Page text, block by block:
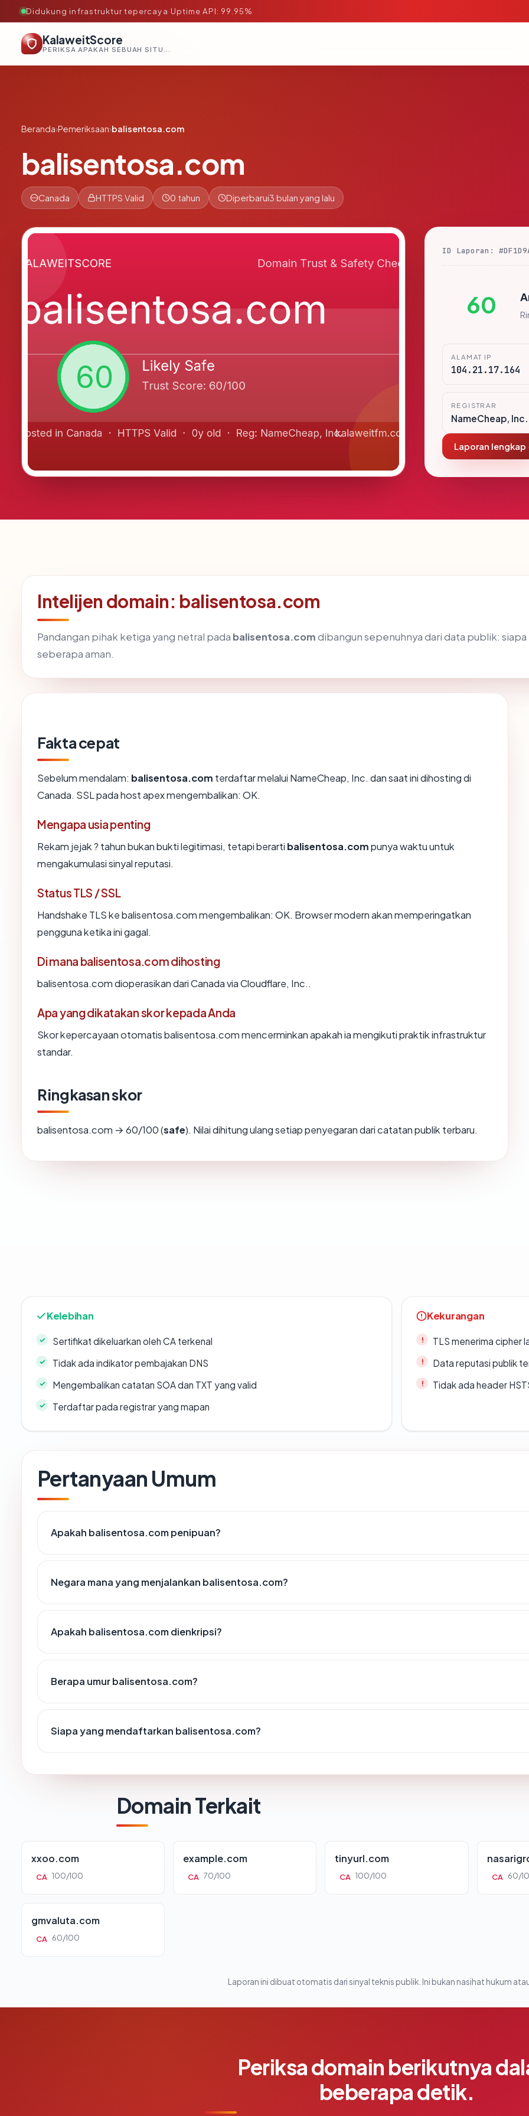
Didukung infrastruktur tepercaya·Uptime API: 99.95%
KalaweitScore
PERIKSA APAKAH SEBUAH SITUS AMAN, TEPERCAYA, DAN TERVERIFIKASI DALAM HITUNGAN DETIK.
Beranda›Pemeriksaan›balisentosa.com
balisentosa.com
Canada HTTPS Valid 0 tahun Diperbarui3 bulan yang lalu
ID Laporan:
60
ALAMAT IP
104.21.17.164
REGISTRAR
NameCheap, Inc.
Laporan lengkap
Intelijen domain: balisentosa.com
Pandangan pihak ketiga yang netral pada balisentosa.comdibangun sepenuhnya dari data publik:
seberapa aman.
Fakta cepat
Sebelum mendalam: balisentosa.com terdaftar melalui NameCheap, Inc. dan saat ini dihosting di
Canada. SSL pada host apex mengembalikan: OK.
Mengapa usia penting
Rekam jejak ? tahun bukan bukti legitimasi, tetapi berarti balisentosa.compunya waktu untuk
mengakumulasi sinyal reputasi.
Status TLS / SSL
Handshake TLS ke balisentosa.com mengembalikan: OK. Browser modern akan memperingatkan
pengguna ketika ini gagal.
Di mana balisentosa.com dihosting
balisentosa.com dioperasikan dari Canada via Cloudflare, Inc..
Apa yang dikatakan skor kepada Anda
Skor kepercayaan otomatis balisentosa.com mencerminkan apakah ia mengikuti praktik infrastruktur
standar.
Ringkasan skor
balisentosa.com → 60/100 (safe). Nilai dihitung ulang setiap penyegaran dari catatan publik terbaru.
Kelebihan
Sertifikat dikeluarkan oleh CA terkenal
Tidak ada indikator pembajakan DNS
Mengembalikan catatan SOA dan TXT yang valid
Terdaftar pada registrar yang mapan
Kekurangan
TLS menerima cipher
Data reputasi publik
Tidak ada header
Pertanyaan Umum
Apakah balisentosa.com penipuan?
Negara mana yang menjalankan balisentosa.com?
Apakah balisentosa.com dienkripsi?
Berapa umur balisentosa.com?
Siapa yang mendaftarkan balisentosa.com?
Domain Terkait
xxoo.com
CA 100/100
example.com
CA 70/100
tinyurl.com
CA 100/100 CA 60/
gmvaluta.com
CA 60/100
Laporan ini dibuat otomatis dari sinyal teknis publik. Ini bukan nasihat hukum
Periksa domain berikutnya
beberapa detik.